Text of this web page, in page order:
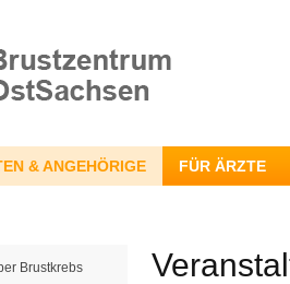
& ANGEHÖRIGE FÜR ÄRZTE
Brustkrebs